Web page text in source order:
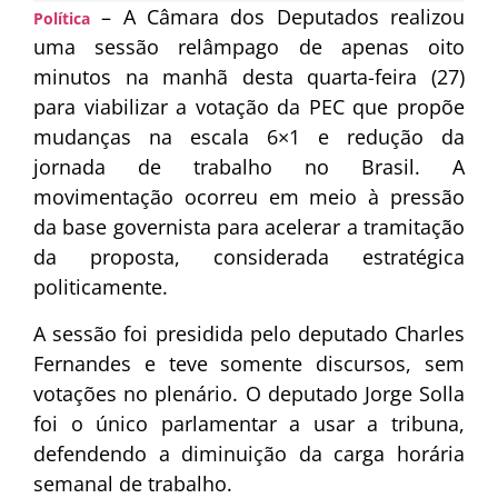
Política – A Câmara dos Deputados realizou
uma sessão relâmpago de apenas oito
minutos na manhã desta quarta-feira (27)
para viabilizar a votação da PEC que propõe
mudanças na escala 6×1 e redução da
jornada de trabalho no Brasil. A
movimentação ocorreu em meio à pressão
da base governista para acelerar a tramitação
da proposta, considerada estratégica
politicamente.
A sessão foi presidida pelo deputado Charles
Fernandes e teve somente discursos, sem
votações no plenário. O deputado Jorge Solla
foi o único parlamentar a usar a tribuna,
defendendo a diminuição da carga horária
semanal de trabalho.